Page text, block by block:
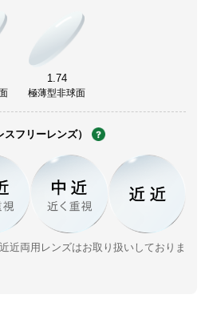
1.74
極薄型非球面
スフリーレンズ）
近両用レンズはお取り扱いしておりま